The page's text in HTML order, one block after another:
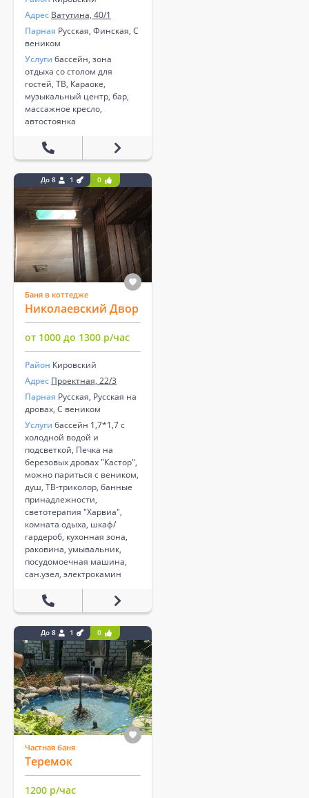
Адрес Ватутина, 40/1
Парная Русская, Финская, С
веником
Услуги бассейн, зона
отдыха со столом для
гостей, ТВ, Караоке,
музыкальный центр, бар,
массажное кресло,
автостоянка
До 8 1 0
Баня в коттедже
Николаевский Двор
от 1000 до 1300 р/час
Район Кировский
Адрес Проектная, 22/3
Парная Русская, Русская на
дровах, С веником
Услуги бассейн 1,7*1,7 с
холодной водой и
подсветкой, Печка на
березовых дровах "Кастор",
можно париться с веником,
душ, ТВ-триколор, банные
принадлежности,
светотерапия "Харвиа",
комната одыха, шкаф/
гардероб, кухонная зона,
раковина, умывальник,
посудомоечная машина,
сан.узел, электрокамин
До 8 1 0
Частная баня
Теремок
1200 р/час